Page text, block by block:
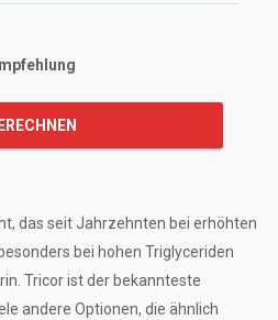
das seit Jahrzehnten bei erhöhten
bei hohen Triglyceriden
Tricor ist der bekannteste
andere Optionen, die ähnlich